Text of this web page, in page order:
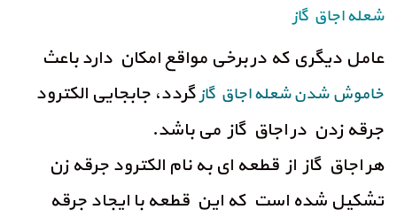
شعله اجاق گاز
عامل دیگری که در برخی مواقع امکان دارد باعث
خاموش شدن شعله اجاق گازگردد، جابجایی الکترود
جرقه زدن در اجاق گاز می باشد.
هر اجاق گاز از قطعه ای به نام الکترود جرقه زن
تشکیل شده است که این قطعه با ایجاد جرقه